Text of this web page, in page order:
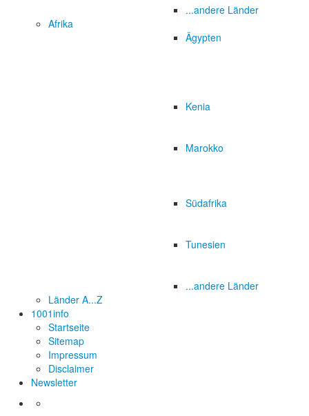
...andere Länder
Afrika
Ägypten
Kenia
Marokko
Südafrika
Tunesien
...andere Länder
Länder A...Z
1001info
Startseite
Sitemap
Impressum
Disclaimer
Newsletter